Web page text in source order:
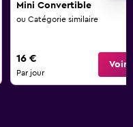
Mini Convertible
ou Catégorie similaire
16 €
Par jour
Voir